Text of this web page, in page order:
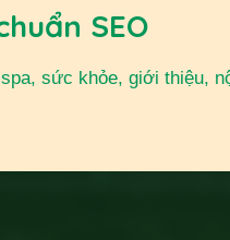
SEO
sức khỏe, giới thiệu,